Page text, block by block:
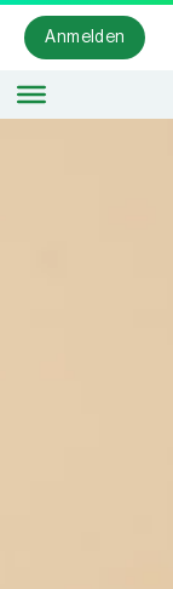
Anmelden